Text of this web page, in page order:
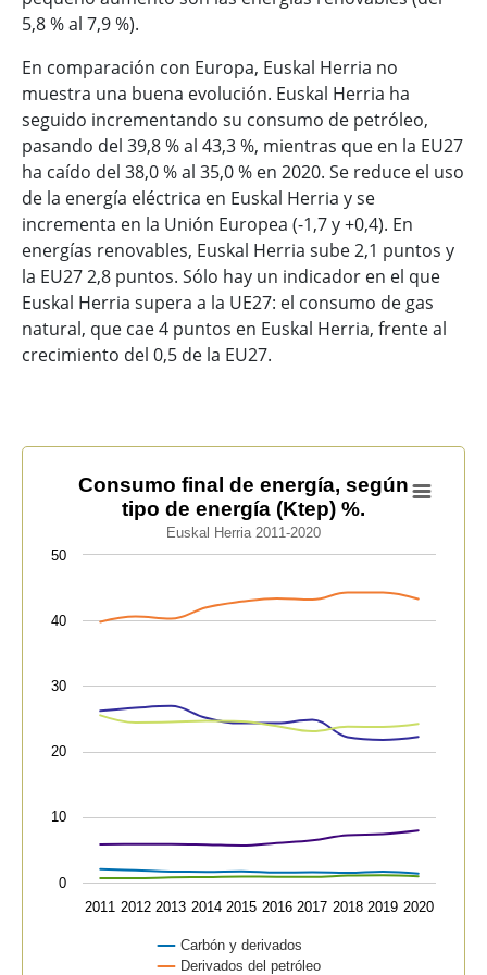
5,8 % al 7,9 %).
En comparación con Europa, Euskal Herria no
muestra una buena evolución. Euskal Herria ha
seguido incrementando su consumo de petróleo,
pasando del 39,8 % al 43,3 %, mientras que en la EU27
ha caído del 38,0 % al 35,0 % en 2020. Se reduce el uso
de la energía eléctrica en Euskal Herria y se
incrementa en la Unión Europea (-1,7 y +0,4). En
energías renovables, Euskal Herria sube 2,1 puntos y
la EU27 2,8 puntos. Sólo hay un indicador en el que
Euskal Herria supera a la UE27: el consumo de gas
natural, que cae 4 puntos en Euskal Herria, frente al
crecimiento del 0,5 de la EU27.
Consumo final de energía, según tipo de energía
Line chart with 6 lines.
Euskal Herria 2011-2020
The chart has 1 X axis displaying categories.
The chart has 1 Y axis displaying values. Data ranges
Consumo final de energía, según
tipo de energía (Ktep) %.
Euskal Herria 2011-2020
Carbón y derivados
Derivados del petróleo
2011 2012 2013 2014 2015 2016 2017 2018 2019 2020
0
10
20
30
40
50